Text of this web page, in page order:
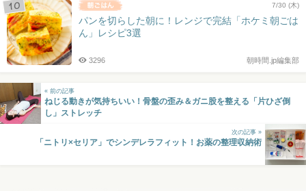
7/30 (木)
パンを切らした朝に！レンジで完結「ホケミ朝ごは
ん」レシピ3選
朝時間.jp編集部
3296
« 前の記事
ねじる動きが気持ちいい！骨盤の歪み＆ガニ股を整える「片ひざ倒
し」ストレッチ
次の記事 »
「ニトリ×セリア」でシンデレラフィット！お薬の整理収納術